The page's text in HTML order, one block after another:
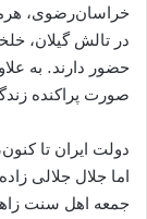
خراسان‌رضوی،
در تالش گیلان،
صورت پراکنده
دولت ایران تا
اما جلال جلالی
جمعه اهل سنت